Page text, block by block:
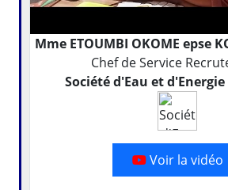
Mme ETOUMBI OKOME epse
Chef de Service
Société d'Eau et
Voir la vidéo